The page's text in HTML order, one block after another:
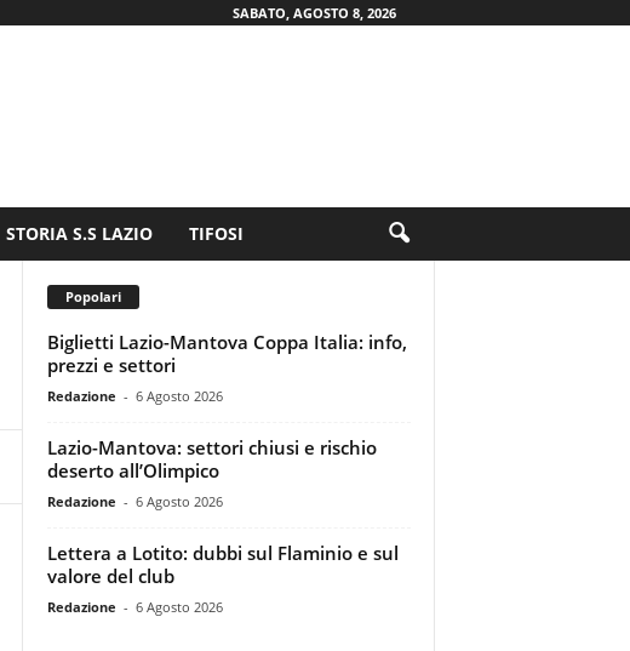
SABATO, AGOSTO 8, 2026
STORIA S.S LAZIO TIFOSI
Popolari
Biglietti Lazio-Mantova Coppa Italia: info,
prezzi e settori
Redazione - 6 Agosto 2026
Lazio-Mantova: settori chiusi e rischio
deserto all’Olimpico
Redazione - 6 Agosto 2026
Lettera a Lotito: dubbi sul Flaminio e sul
valore del club
Redazione - 6 Agosto 2026